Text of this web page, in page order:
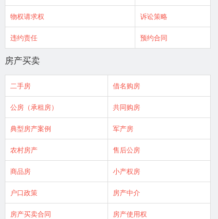
物权请求权 诉讼策略
违约责任 预约合同
房产买卖
二手房 借名购房
公房（承租房） 共同购房
典型房产案例 军产房
农村房产 售后公房
商品房 小产权房
户口政策 房产中介
房产买卖合同 房产使用权